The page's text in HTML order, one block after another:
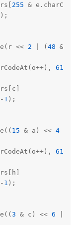
255 &
);
<<
2 | ( 48 &
61
1 );
15 & a) << 4 | (
61
1 );
3 & c) << 6